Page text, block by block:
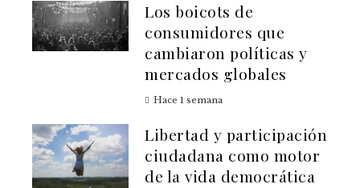
Los boicots de
consumidores que
cambiaron políticas y
mercados globales
Hace 1 semana
Libertad y participación
ciudadana como motor
de la vida democrática